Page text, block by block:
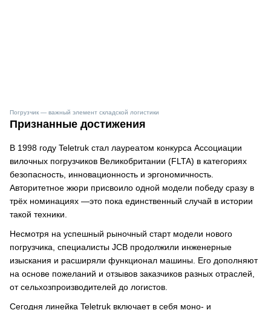
Погрузчик — важный элемент складской логистики
Признанные достижения
В 1998 году Teletruk стал лауреатом конкурса Ассоциации
вилочных погрузчиков Великобритании (FLTA) в категориях
безопасность, инновационность и эргономичность.
Авторитетное жюри присвоило одной модели победу сразу в
трёх номинациях —это пока единственный случай в истории
такой техники.
Несмотря на успешный рыночный старт модели нового
погрузчика, специалисты JCB продолжили инженерные
изыскания и расширяли функционал машины. Его дополняют
на основе пожеланий и отзывов заказчиков разных отраслей,
от сельхозпроизводителей до логистов.
Сегодня линейка Teletruk включает в себя моно- и